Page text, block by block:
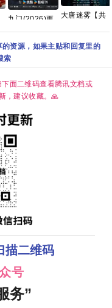
九门(2026)更
语中字网盘资
源][1GB集]
大唐迷雾【共
清】手慢无 夸
克
资源，如果主贴和回复里的
索
面二维码查看腾讯文档或
，建议收藏。🙏
描二维码
号
务”